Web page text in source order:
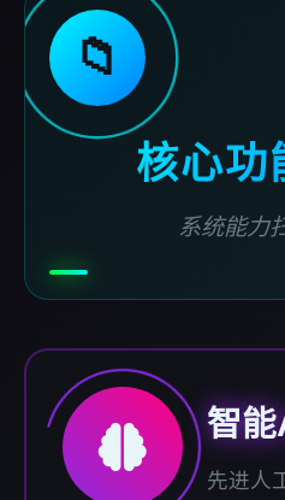
📁
核心功
系统能力
智
先进人